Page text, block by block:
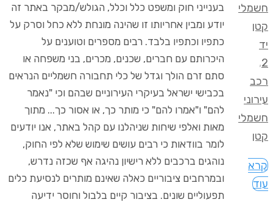
חשמלי
קטן
יד
2
,
רכב
עירוני
חשמלי
קטן
קרא
עוד
בענייני חוק ומשפט כלל וכלל, הגולש/מבקר באתר זה
יודע ומבין אחריותו זו שהינה מונחת ללא כחל וסרק על
כתפיו וכתפיו בלבד. רבים מספרים וטוענים על
היכרותם עם חברים, שכנים, מכרים, בני משפחה או
סתם זרם הולך וגדל של כלי תחבורה חשמליים הנראים
בכבישי ישראל בעיקרי העירוניים שבהם וכי "נאמר
להם" ו"אמרו להם" כי מותר כך, או אסור כך... מתוך
מאות ואלפי שיחות שניהלנו עם קהל באתר, אנו יודעים
לומר בוודאות כי רבים עושים שימוש שלא לפי החוק,
נוהגים ברכבים ללא רישיון נהיגה אף שכזה נדרש,
ובמרחבים ציבוריים כאלה שאינם מותרים לנסיעת כלים
תפעוליים שונים. בציבור קיים בלבול וחוסר ידיעה